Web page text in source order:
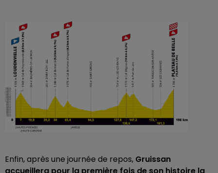
Enfin, après une journée de repos, Gruissan
accueillera pour la première fois de son histoire la